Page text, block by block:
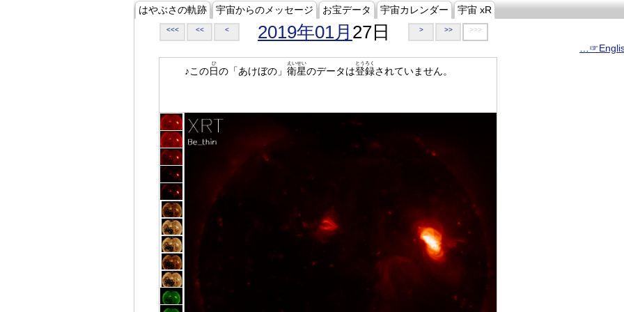
はやぶさの軌跡 宇宙からのメッセージ お宝データ 宇宙カレンダー 宇宙 xR
<<< << < 2019年01月 27日 > >> >>>
♪この日
ひ
の「あけぼの」 衛星
えいせい
のデータは登録
とうろく
されていません。